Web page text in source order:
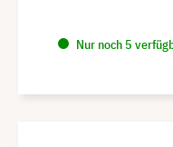
Nur noch 5